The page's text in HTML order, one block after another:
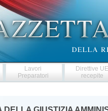
Lavori
Preparatori
Direttive
recepite